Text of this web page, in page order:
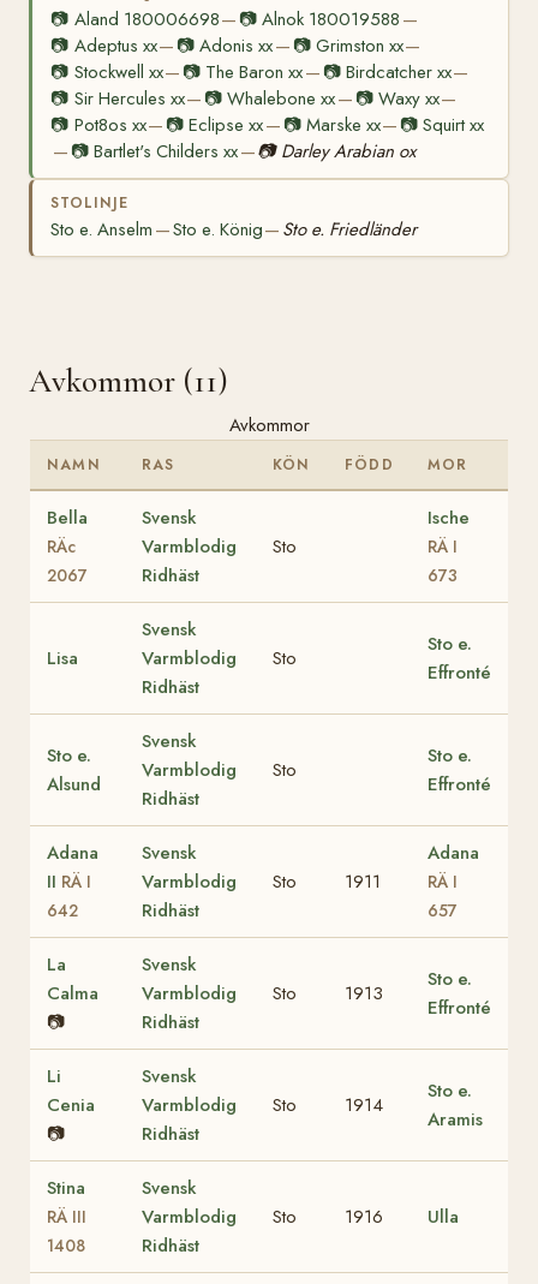
📷 Aland 180006698— 📷Alnok 180019588 —
📷 Adeptus xx— 📷Adonis xx— 📷 Grimston xx—
📷 Stockwell xx— 📷 The Baron xx— 📷 Birdcatcher xx—
📷 Sir Hercules xx— 📷Whalebone xx— 📷 Waxy xx—
📷 Pot8os xx— 📷Eclipse xx— 📷 Marske xx— 📷 Squirt xx
— 📷Bartlet's Childers xx—📷 Darley Arabian ox
STOLINJE
Sto e. Anselm —Sto e. König— Sto e. Friedländer
Avkommor (11)
Avkommor
NAMN RAS KÖN FÖDD MOR
Bella
RÄc
2067
Svensk
Varmblodig
Ridhäst
Sto
Ische
RÄ I
673
Lisa
Svensk
Varmblodig
Ridhäst
Sto
Sto e.
Effronté
Sto e.
Alsund
Svensk
Varmblodig
Ridhäst
Sto
Sto e.
Effronté
Adana
II RÄ I
642
Svensk
Varmblodig
Ridhäst
Sto 1911
Adana
RÄ I
657
La
Calma
📷
Svensk
Varmblodig
Ridhäst
Sto 1913
Sto e.
Effronté
Li
Cenia
📷
Svensk
Varmblodig
Ridhäst
Sto 1914
Sto e.
Aramis
Stina
RÄ III
1408
Svensk
Varmblodig
Ridhäst
Sto 1916 Ulla